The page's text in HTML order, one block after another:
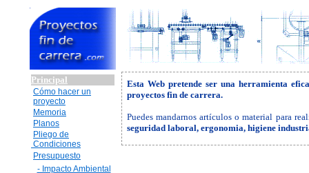
Principal
Cómo hacer un
proyecto
Memoria
Planos
Pliego de
Condiciones
Presupuesto
- Impacto Ambiental
Esta Web pretende ser una herramienta
proyectos fin de carrera.
Puedes mandarnos artículos o material para
seguridad laboral, ergonomia, higiene